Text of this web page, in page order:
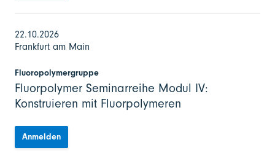
22.10.2026
Frankfurt am Main
Fluoropolymergruppe
Fluorpolymer Seminarreihe Modul IV:
Konstruieren mit Fluorpolymeren
Anmelden